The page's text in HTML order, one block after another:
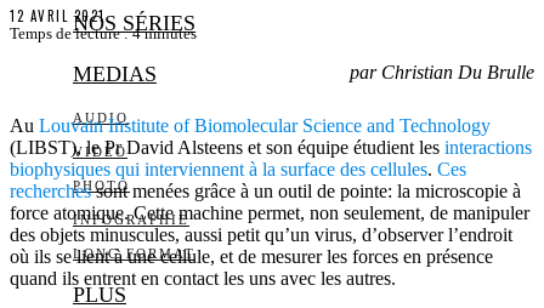
NOS SÉRIES
MEDIAS
AUDIO
VIDÉO
PHOTO
INFOGRAPHIE
LONG FORMAT
PLUS
12 AVRIL 2021
Temps de lecture :4 minutes
par Christian Du Brulle
Au Louvain Institute of Biomolecular Science and Technology
(LIBST), le Pr David Alsteens et son équipe étudient les interactions
biophysiques qui interviennent à la surface des cellules. Ces
recherchessont menées grâce à un outil de pointe: la microscopie à
force atomique. Cette machine permet, non seulement, de manipuler
des objets minuscules, aussi petit qu’un virus, d’observer l’endroit
où ils se lient à une cellule, et de mesurer les forces en présence
quand ils entrent en contact les uns avec les autres.